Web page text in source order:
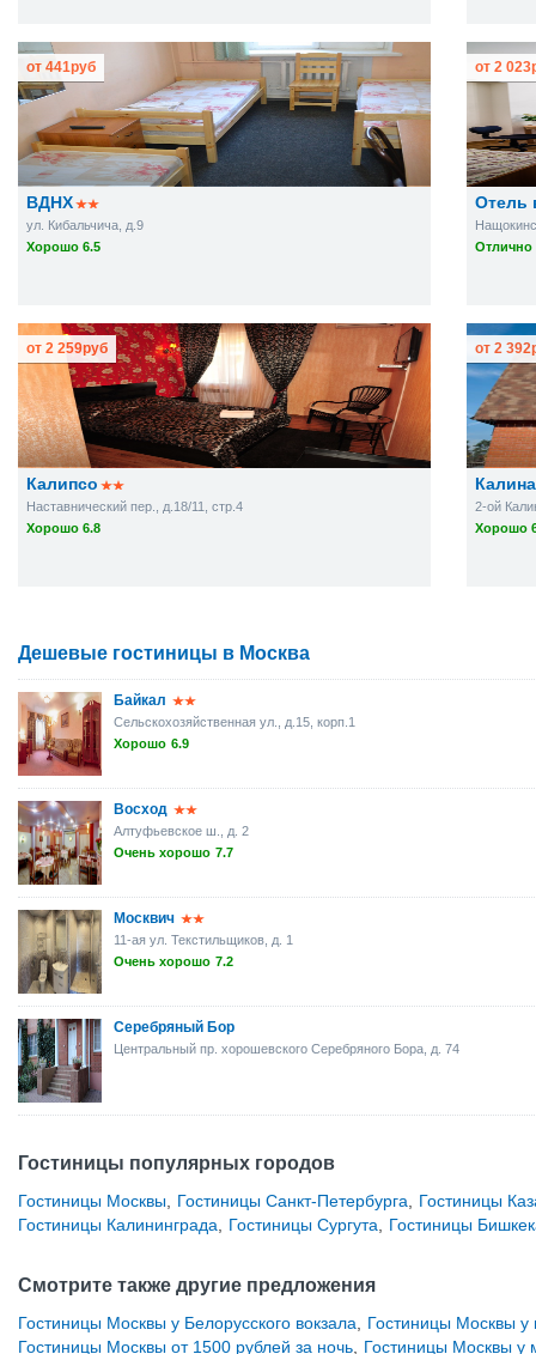
ВДНХ
ул. Кибальчича, д.9
Хорошо 6.5
от 441руб
Отель
Отлично
от 2 023
Калипсо
Наставнический пер., д.18/11, стр.4
Хорошо 6.8
от 2 259руб
Калина
2-ой
Хорошо
от 2 392
Дешевые гостиницы в Москва
Байкал
Сельскохозяйственная ул., д.15, корп.1
Хорошо 6.9
Восход
Алтуфьевское ш., д. 2
Очень хорошо 7.7
Москвич
11-ая ул. Текстильщиков, д. 1
Очень хорошо 7.2
Серебряный Бор
Центральный пр. хорошевского Серебряного Бора, д. 74
Гостиницы популярных городов
Гостиницы Москвы Гостиницы Санкт-Петербурга
Гостиницы
Гостиницы Калининграда
Гостиницы Сургута Гостиницы
Смотрите также другие предложения
Гостиницы Москвы у Белорусского вокзала
Гостиницы Москвы у
Гостиницы Москвы от 1500 рублей за ночь
Гостиницы Москвы у